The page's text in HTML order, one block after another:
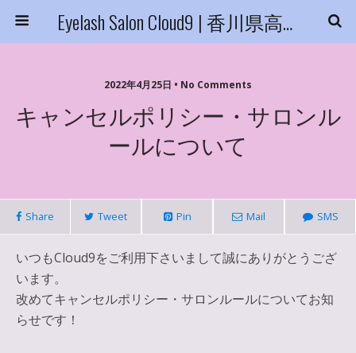
Eyelash Salon Cloud9 | 香川県高松市
2022年4月25日 • No Comments
キャンセルポリシー・サロンル
ールについて
Share Tweet Pin Mail SMS
いつもCloud9をご利用下さいまして誠にありがとうござ
います。
改めてキャンセルポリシー・サロンルールについてお知
らせです！